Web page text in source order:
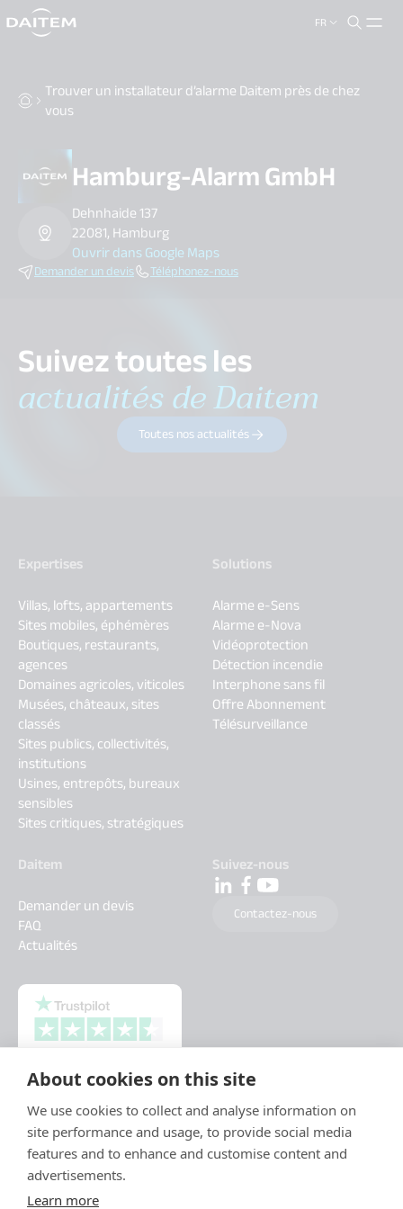
About cookies on this site
We use cookies to collect and analyse information on
site performance and usage, to provide social media
features and to enhance and customise content and
advertisements.
Learn more
FR
search.label
Trouver un installateur d’alarme Daitem près de chez
vous
Hamburg-Alarm GmbH
Dehnhaide 137
22081, Hamburg
Ouvrir dans Google Maps
Demander un devis Téléphonez-nous
Suivez toutes les
actualités de Daitem
Toutes nos actualités
Expertises
Villas, lofts, appartements
Sites mobiles, éphémères
Boutiques, restaurants,
agences
Domaines agricoles, viticoles
Musées, châteaux, sites
classés
Sites publics, collectivités,
institutions
Usines, entrepôts, bureaux
sensibles
Sites critiques, stratégiques
Solutions
Alarme e-Sens
Alarme e-Nova
Vidéoprotection
Détection incendie
Interphone sans fil
Offre Abonnement
Télésurveillance
Daitem
Demander un devis
FAQ
Actualités
Suivez-nous
Contactez-nous